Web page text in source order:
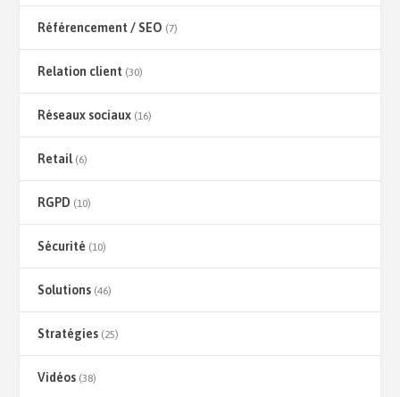
Référencement / SEO (7)
Relation client (30)
Réseaux sociaux (16)
Retail(6)
RGPD (10)
Sécurité (10)
Solutions (46)
Stratégies (25)
Vidéos (38)